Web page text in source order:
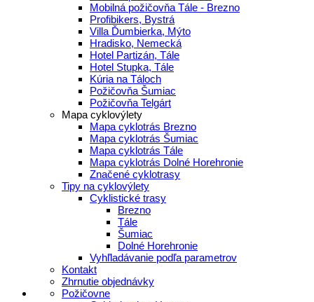
Mobilná požičovňa Tále - Brezno
Profibikers, Bystrá
Villa Ďumbierka, Mýto
Hradisko, Nemecká
Hotel Partizán, Tále
Hotel Stupka, Tále
Kúria na Táloch
Požičovňa Šumiac
Požičovňa Telgárt
Mapa cyklovýlety
Mapa cyklotrás Brezno
Mapa cyklotrás Šumiac
Mapa cyklotrás Tále
Mapa cyklotrás Dolné Horehronie
Značené cyklotrasy
Tipy na cyklovýlety
Cyklistické trasy
Brezno
Tále
Šumiac
Dolné Horehronie
Vyhľladávanie podľa parametrov
Kontakt
Zhrnutie objednávky
Požičovne